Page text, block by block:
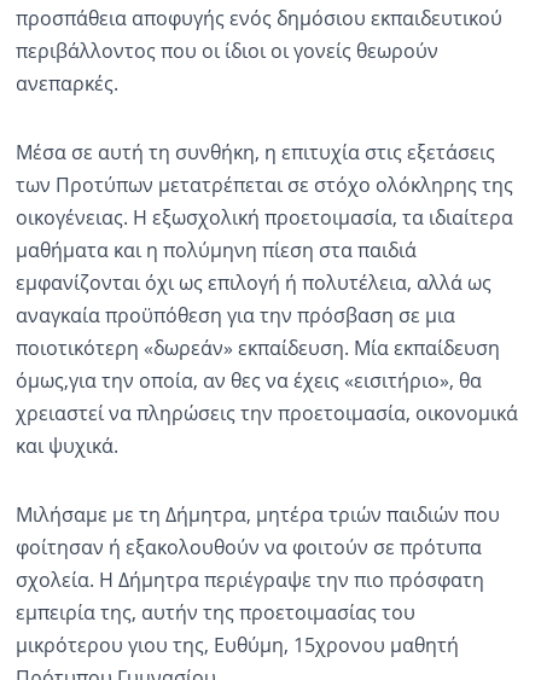
προσπάθεια αποφυγής ενός δημόσιου εκπαιδευτικού
περιβάλλοντος που οι ίδιοι οι γονείς θεωρούν
ανεπαρκές.
Μέσα σε αυτή τη συνθήκη, η επιτυχία στις εξετάσεις
των Προτύπων μετατρέπεται σε στόχο ολόκληρης της
οικογένειας. Η εξωσχολική προετοιμασία, τα ιδιαίτερα
μαθήματα και η πολύμηνη πίεση στα παιδιά
εμφανίζονται όχι ως επιλογή ή πολυτέλεια, αλλά ως
αναγκαία προϋπόθεση για την πρόσβαση σε μια
ποιοτικότερη «δωρεάν» εκπαίδευση. Μία εκπαίδευση
όμως,για την οποία, αν θες να έχεις «εισιτήριο», θα
χρειαστεί να πληρώσεις την προετοιμασία, οικονομικά
και ψυχικά.
Μιλήσαμε με τη Δήμητρα, μητέρα τριών παιδιών που
φοίτησαν ή εξακολουθούν να φοιτούν σε πρότυπα
σχολεία. Η Δήμητρα περιέγραψε την πιο πρόσφατη
εμπειρία της, αυτήν της προετοιμασίας του
μικρότερου γιου της, Ευθύμη, 15χρονου μαθητή